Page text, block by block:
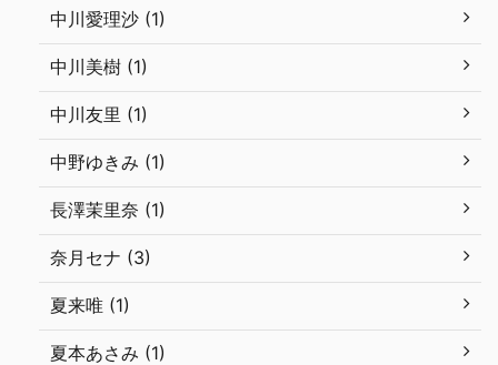
中川愛理沙 (1)
中川美樹 (1)
中川友里 (1)
中野ゆきみ (1)
長澤茉里奈 (1)
奈月セナ (3)
夏来唯 (1)
夏本あさみ (1)